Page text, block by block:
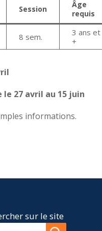
Session
Âge
requis
8 sem.
3 ans et
+
le 27 avril au 15 juin
informations.
sur le site